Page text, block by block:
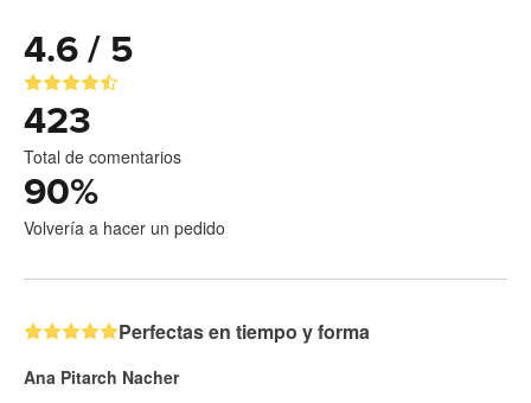
4.6 / 5
423
Total de comentarios
90%
Volvería a hacer un pedido
Perfectas en tiempo y forma
Ana Pitarch Nacher